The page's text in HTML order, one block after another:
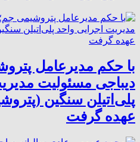
با حکم مدیرعامل
دیباجی مسئولیت
پلی‌اتیلن سنگین
عهده گرفت